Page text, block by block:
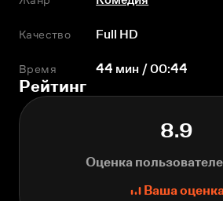
Качество Full HD
Время 44 мин / 00:44
Рейтинг
8.9
Оценка
Ваша